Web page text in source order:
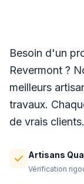
Besoin d'un
Revermont ?
meilleurs
travaux.
de vrais clients.
Artisans
Vérification